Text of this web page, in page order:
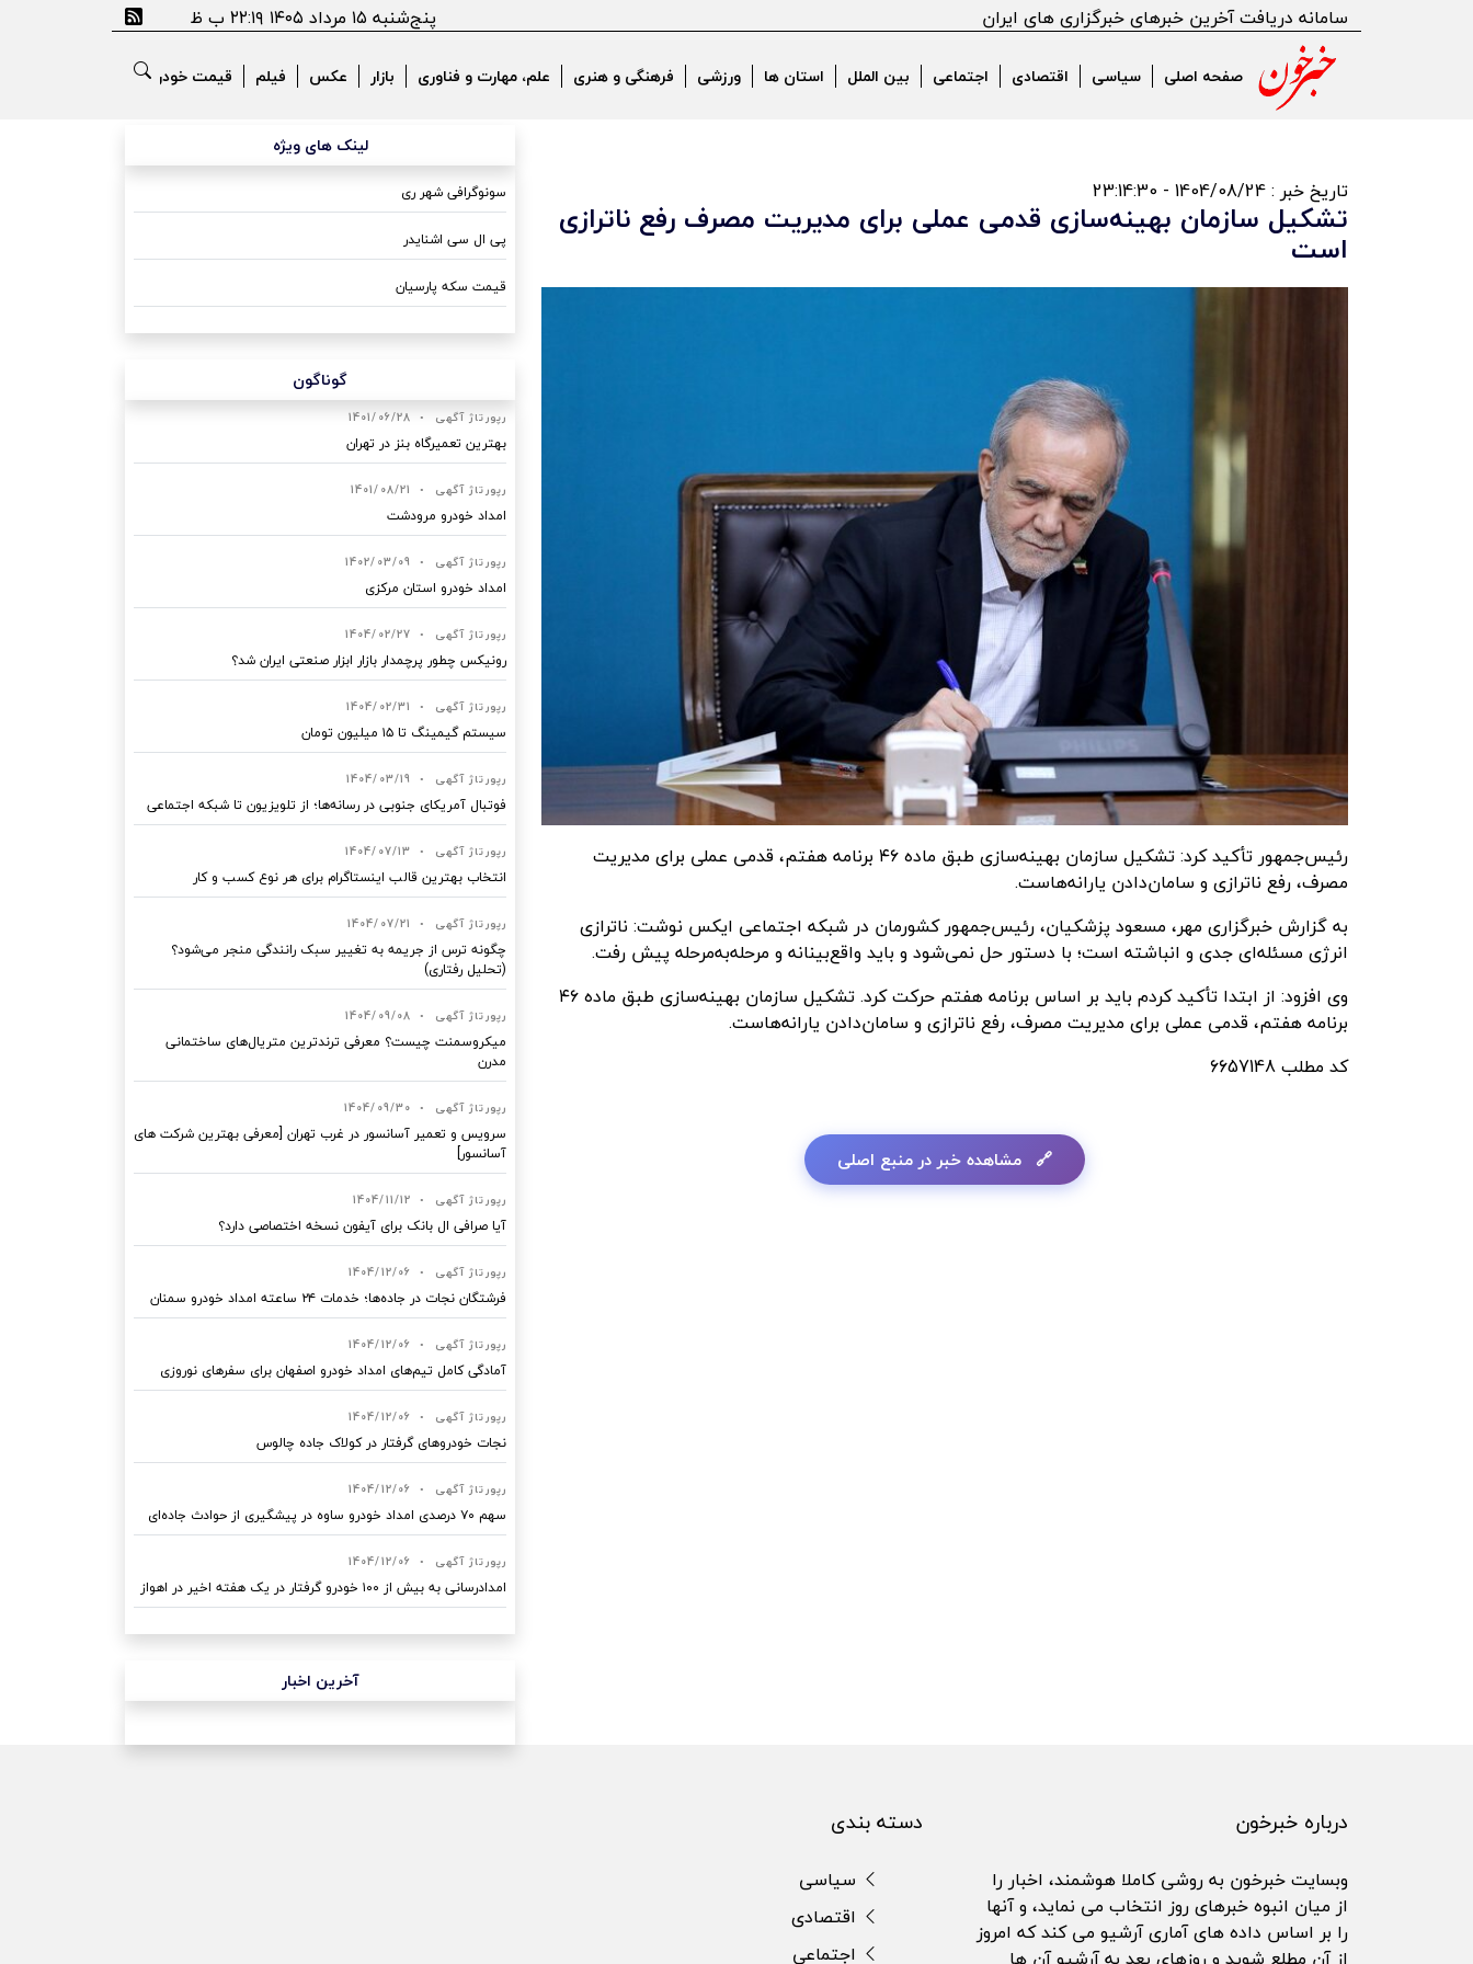
سامانه دریافت آخرین خبرهای خبرگزاری های ایران پنج‌شنبه ۱۵ مرداد ۱۴۰۵ ۲۲:۱۹ ب ظ
صفحه اصلی سیاسی اقتصادی اجتماعی بین الملل استان ها ورزشی فرهنگی و هنری علم، مهارت و فناوری بازار عکس فیلم قیمت خودرو
تاریخ خبر : 1404/08/24 - 23:14:30
تشکیل سازمان بهینه‌سازی قدمی عملی برای مدیریت مصرف رفع ناترازی
است
رئیس‌جمهور تأکید کرد: تشکیل سازمان بهینه‌سازی طبق ماده ۴۶ برنامه هفتم، قدمی عملی برای مدیریت
مصرف، رفع ناترازی و سامان‌دادن یارانه‌هاست.
به گزارش خبرگزاری مهر، مسعود پزشکیان، رئیس‌جمهور کشورمان در شبکه اجتماعی ایکس نوشت: ناترازی
انرژی مسئله‌ای جدی و انباشته است؛ با دستور حل نمی‌شود و باید واقع‌بینانه و مرحله‌به‌مرحله پیش رفت.
وی افزود: از ابتدا تأکید کردم باید بر اساس برنامه هفتم حرکت کرد. تشکیل سازمان بهینه‌سازی طبق ماده ۴۶
برنامه هفتم، قدمی عملی برای مدیریت مصرف، رفع ناترازی و سامان‌دادن یارانه‌هاست.
کد مطلب6657148
مشاهده خبر در منبع اصلی
لینک های ویژه
سونوگرافی شهر ری
پی ال سی اشنایدر
قیمت سکه پارسیان
گوناگون
رپورتاژ آگهی •
1401/06/28
بهترین تعمیرگاه بنز در تهران
رپورتاژ آگهی •
1401/08/21
امداد خودرو مرودشت
رپورتاژ آگهی •
1402/03/09
امداد خودرو استان مرکزی
رپورتاژ آگهی •
1404/02/27
رونیکس چطور پرچمدار بازار ابزار صنعتی ایران شد؟
رپورتاژ آگهی •
1404/02/31
سیستم گیمینگ تا ۱۵ میلیون تومان
رپورتاژ آگهی •
1404/03/19
فوتبال آمریکای جنوبی در رسانه‌ها؛ از تلویزیون تا شبکه اجتماعی
رپورتاژ آگهی •
1404/07/13
انتخاب بهترین قالب‌ اینستاگرام برای هر نوع کسب‌ و کار
رپورتاژ آگهی •
1404/07/21
چگونه ترس از جریمه به تغییر سبک رانندگی منجر می‌شود؟
(تحلیل رفتاری)
رپورتاژ آگهی •
1404/09/08
میکروسمنت چیست؟ معرفی ترندترین متریال‌های ساختمانی
مدرن
رپورتاژ آگهی •
1404/09/30
سرویس و تعمیر آسانسور در غرب تهران [معرفی بهترین شرکت های
آسانسور]
رپورتاژ آگهی •
1404/11/12
آیا صرافی ال بانک برای آیفون نسخه اختصاصی دارد؟
رپورتاژ آگهی •
1404/12/06
فرشتگان نجات در جاده‌ها؛ خدمات ۲۴ ساعته امداد خودرو سمنان
رپورتاژ آگهی •
1404/12/06
آمادگی کامل تیم‌های امداد خودرو اصفهان برای سفرهای نوروزی
رپورتاژ آگهی •
1404/12/06
نجات خودروهای گرفتار در کولاک جاده چالوس
رپورتاژ آگهی •
1404/12/06
سهم ۷۰ درصدی امداد خودرو ساوه در پیشگیری از حوادث جاده‌ای
رپورتاژ آگهی •
1404/12/06
امدادرسانی به بیش از ۱۰۰ خودرو گرفتار در یک هفته اخیر در اهواز
آخرین اخبار
درباره خبرخون
وبسایت خبرخون به روشی کاملا هوشمند، اخبار را
از میان انبوه خبرهای روز انتخاب می نماید، و آنها
را بر اساس داده های آماری آرشیو می کند که امروز
دسته بندی
سیاسی
اقتصادی
اجتماعی